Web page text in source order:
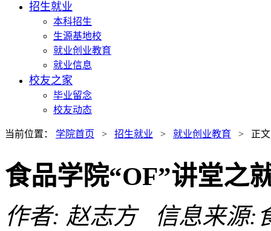
招生就业
本科招生
生源基地校
就业创业教育
就业信息
校友之家
毕业留念
校友动态
当前位置： 学院首页 > 招生就业 > 就业创业教育 > 正文
食品学院“OF”讲堂之
作者: 赵志方 信息来源: